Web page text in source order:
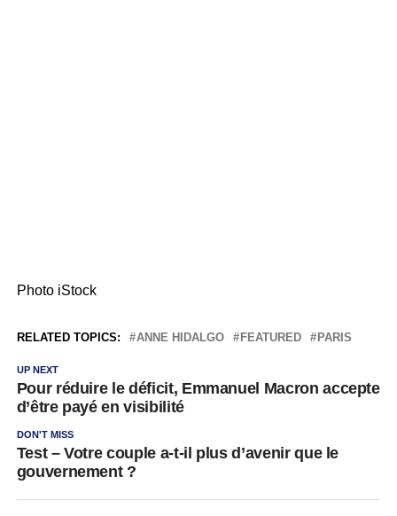
Photo iStock
RELATED TOPICS: ANNE HIDALGO FEATURED PARIS
UP NEXT
Pour réduire le déficit, Emmanuel Macron accepte
d’être payé en visibilité
DON'T MISS
Test – Votre couple a-t-il plus d’avenir que le
gouvernement ?